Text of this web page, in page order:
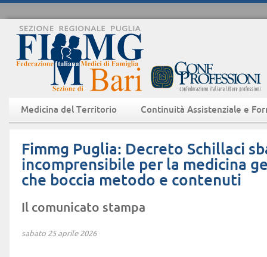
Medicina del Territorio Continuità Assistenziale e
Fimmg Puglia: Decreto Schillaci
incomprensibile per la medicina
che boccia metodo e contenuti
Il comunicato stampa
sabato 25 aprile 2026